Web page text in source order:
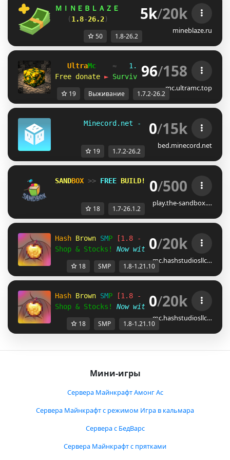
ＭＩＮＥＢＬＡＺＥ // 「 Взломай
(1.8-26.2) // забирай
5k/20k
mineblaze.ru
50 1.8-26.2
UltraMc ≈ 1.7.2 — 26.2 ≈
Free donate ► Survival • SkyBlock •
96/158
mc.ultramc.top
19 Выживание 1.7.2-26.2
Minecord.net - [1.7.2
0/15k
bed.minecord.net
19 1.7.2-26.2
SANDBOX >> FREE BUILD! (1.7-26.1.2)
0/500
play.the-sandbox.…
18 1.7-26.1.2
Hash Brown SMP
[1.8 - 1.21.10]
Shop & Stocks!
Now with Ranks! FREE
0/20k
mc.hashstudiosllc…
18 SMP 1.8-1.21.10
Hash Brown SMP
[1.8 - 1.21.10]
Shop & Stocks!
Now with Ranks! FREE
0/20k
mc.hashstudiosllc…
18 SMP 1.8-1.21.10
Мини-игры
Сервера Майнкрафт Амонг Ас
Сервера Майнкрафт с режимом Игра в кальмара
Сервера с БедВарс
Сервера Майнкрафт с прятками